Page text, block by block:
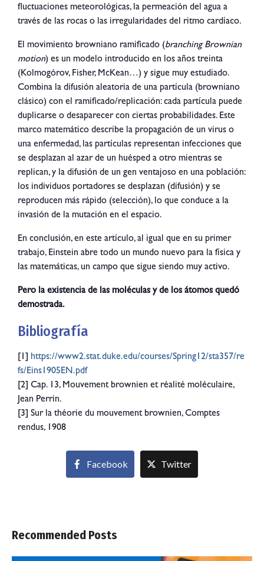
fluctuaciones meteorológicas, la permeación del agua a
través de las rocas o las irregularidades del ritmo cardíaco.
El movimiento browniano ramificado (branching Brownian
motion) es un modelo introducido en los años treinta
(Kolmogórov, Fisher, McKean…) y sigue muy estudiado.
Combina la difusión aleatoria de una partícula (browniano
clásico) con el ramificado/replicación: cada partícula puede
duplicarse o desaparecer con ciertas probabilidades. Este
marco matemático describe la propagación de un virus o
una enfermedad, las partículas representan infecciones que
se desplazan al azar de un huésped a otro mientras se
replican, y la difusión de un gen ventajoso en una población:
los individuos portadores se desplazan (difusión) y se
reproducen más rápido (selección), lo que conduce a la
invasión de la mutación en el espacio.
En conclusión, en este artículo, al igual que en su primer
trabajo, Einstein abre todo un mundo nuevo para la física y
las matemáticas, un campo que sigue siendo muy activo.
Pero la existencia de las moléculas y de los átomos quedó
demostrada.
Bibliografía
[1] https://www2.stat.duke.edu/courses/Spring12/sta357/re
fs/Eins1905EN.pdf
[2] Cap. 13, Mouvement brownien et réalité moléculaire,
Jean Perrin.
[3] Sur la théorie du mouvement brownien, Comptes
rendus, 1908
Facebook Twitter
Recommended Posts